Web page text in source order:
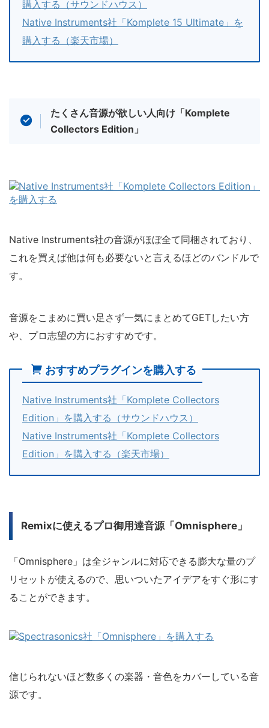
購入する（サウンドハウス）
Native Instruments社「Komplete 15 Ultimate」を
購入する（楽天市場）
たくさん音源が欲しい人向け「Komplete
Collectors Edition」
Native Instruments社の音源がほぼ全て同梱されており、
これを買えば他は何も必要ないと言えるほどのバンドルで
す。
音源をこまめに買い足さず一気にまとめてGETしたい方
や、プロ志望の方におすすめです。
おすすめプラグインを購入する
Native Instruments社「Komplete Collectors
Edition」を購入する（サウンドハウス）
Native Instruments社「Komplete Collectors
Edition」を購入する（楽天市場）
Remixに使えるプロ御用達音源「Omnisphere」
「Omnisphere」は全ジャンルに対応できる膨大な量のプ
リセットが使えるので、思いついたアイデアをすぐ形にす
ることができます。
信じられないほど数多くの楽器・音色をカバーしている音
源です。